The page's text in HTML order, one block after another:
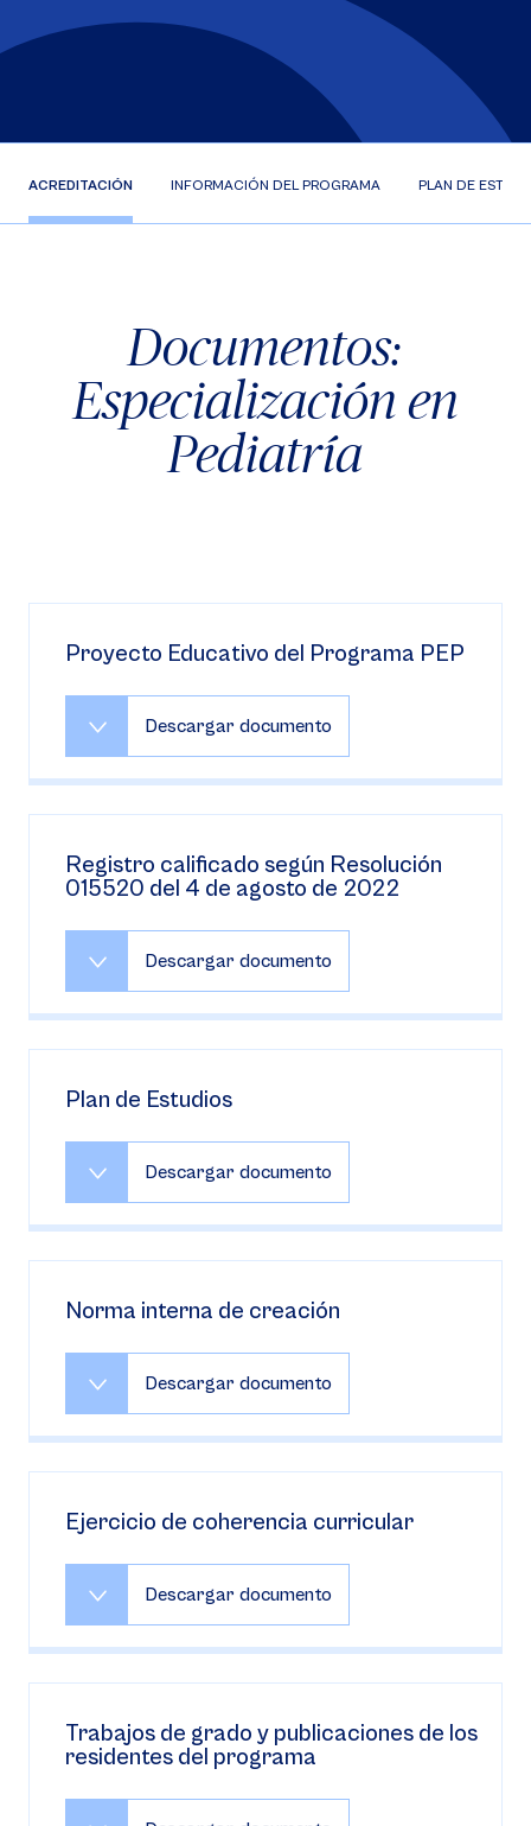
ACREDITACIÓN INFORMACIÓN DEL PROGRAMA PLAN DE
Documentos:
Especialización en
Pediatría
Proyecto Educativo del Programa PEP
Descargar documento
Registro calificado según Resolución
015520 del 4 de agosto de 2022
Descargar documento
Plan de Estudios
Descargar documento
Norma interna de creación
Descargar documento
Ejercicio de coherencia curricular
Descargar documento
Trabajos de grado y publicaciones de los
residentes del programa